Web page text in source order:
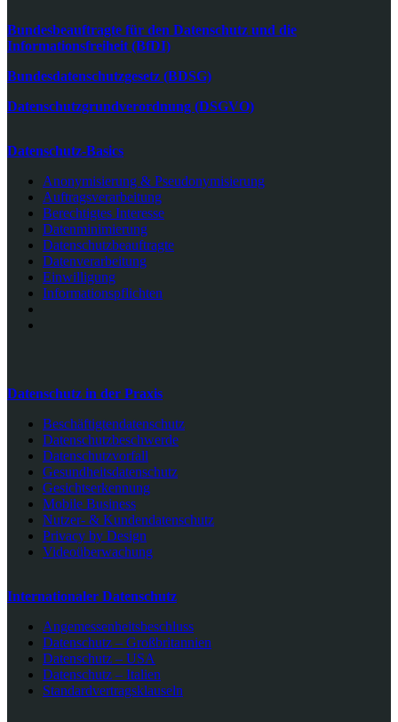
Bundesbeauftragte für den Datenschutz und die
Informationsfreiheit (BfDI)
Bundesdatenschutzgesetz (BDSG)
Datenschutzgrundverordnung (DSGVO)
Datenschutz-Basics
Anonymisierung & Pseudonymisierung
Auftragsverarbeitung
Berechtigtes Interesse
Datenminimierung
Datenschutzbeauftragte
Datenverarbeitung
Einwilligung
Informationspflichten
Datenschutz in der Praxis
Beschäftigtendatenschutz
Datenschutzbeschwerde
Datenschutzvorfall
Gesundheitsdatenschutz
Gesichtserkennung
Mobile Business
Nutzer- & Kundendatenschutz
Privacy by Design
Videoüberwachung
Internationaler Datenschutz
Angemessenheitsbeschluss
Datenschutz – Großbritannien
Datenschutz – USA
Datenschutz – Italien
Standardvertragsklauseln